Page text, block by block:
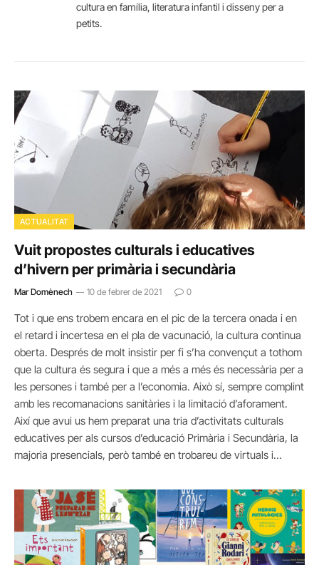
cultura en família, literatura infantil i disseny per a
petits.
ACTUALITAT
Vuit propostes culturals i educatives
d’hivern per primària i secundària
Mar Domènech 10 de febrer de 2021 0
Tot i que ens trobem encara en el pic de la tercera onada i en
el retard i incertesa en el pla de vacunació, la cultura continua
oberta. Després de molt insistir per fi s’ha convençut a tothom
que la cultura és segura i que a més a més és necessària per a
les persones i també per a l’economia. Això sí, sempre complint
amb les recomanacions sanitàries i la limitació d’aforament.
Així que avui us hem preparat una tria d’activitats culturals
educatives per als cursos d’educació Primària i Secundària, la
majoria presencials, però també en trobareu de virtuals i…